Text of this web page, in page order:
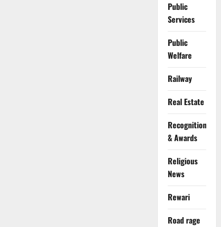
Public
Services
Public
Welfare
Railway
Real Estate
Recognition
& Awards
Religious
News
Rewari
Road rage